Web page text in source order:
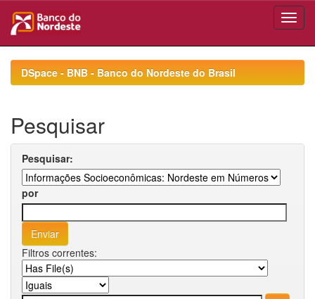
navigationDSpace - BNB - Banco do Nordeste do Brasil
Pesquisar
Pesquisar:
por
Filtros correntes: